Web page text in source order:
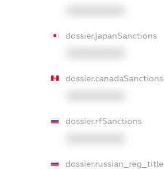
dossier.japanSanctions
dossier.canadaSanctions
dossier.rfSanctions
dossier.russian_reg_title